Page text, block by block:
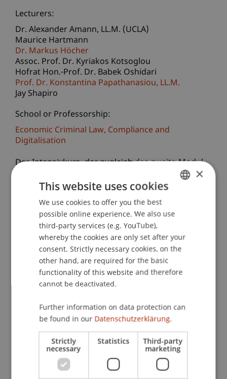
Lecturers:
Dr. AlexanderAmann LL.M. (UCLA)
Maurice Hartmann
Dr. Markus Höcher
Assoc. Prof. Dr. Kyriakos Kotsoglou
Hofrat Hon.-Prof. Dr. Babek Oshidari
Prof. Dr. Konstantina Papathanasiou LL.M.
Jay Shapiro
School or Professorship:
Economic Criminal Law, Compliance and
Digitalisation
Der Intensivkurs, der zugleich das zweite Modul
Wirtschaftsstrafrechtist, will den Teilnehmenden
fundierte Kenntnisse des liechtensteinischen
Strafgesetzbuchs vermitteln. Der Schwerpunkt
liegt auf den Wirtschaftsstraftaten, insbesondere
den Vermögensdelikten, wie Betrug, Untreue und
Veruntreuung, den Urkundendelikten, den
Insolvenzdelikten sowie den Korruptionsdelikten,
wie Bestechung und Bestechlichkeit, verbotene
Intervention oder Vorteilsannahme und
Vorteilszuwendung. Diese Deliktsgruppen
werden im Detail behandelt und umfassend
Bearbeitung praxisnaher Fallbeispiele gefestigt,
wodurch ein tieferes Verständnis für die
Anwendung der gesetzlichen Bestimmungen
ENGLISH
×
This website uses cookies
We use cookies to offer you the best
possible online experience. We also use
third-party services (e.g. YouTube),
whereby the cookies are only set after your
consent. Strictly necessary cookies, on the
other hand, are required for the basic
functionality of this website and therefore
cannot be deactivated.
Further information on data protection can
be found in our Datenschutzerklärung.
Strictly
necessary
Statistics Third-party
marketing